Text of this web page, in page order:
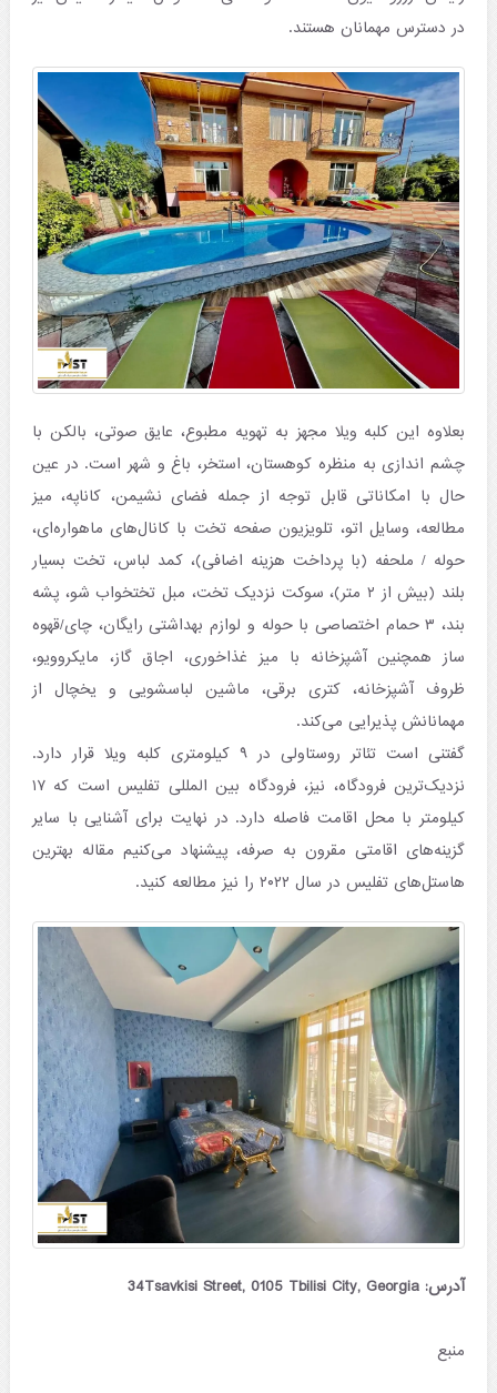
در دسترس مهمانان هستند.
بعلاوه این کلبه ویلا مجهز به تهویه مطبوع، عایق صوتی، بالکن با
چشم اندازی به منظره کوهستان، استخر، باغ و شهر است. در عین
حال با امکاناتی قابل توجه از جمله فضای نشیمن، کاناپه، میز
مطالعه، وسایل اتو، تلویزیون صفحه تخت با کانال‌های ماهواره‌ای،
حوله / ملحفه (با پرداخت هزینه اضافی)، کمد لباس، تخت بسیار
بلند (بیش از ۲ متر)، سوکت نزدیک تخت، مبل تختخواب شو، پشه
بند، ۳ حمام اختصاصی با حوله و لوازم بهداشتی رایگان، چای/قهوه
ساز همچنین آشپزخانه با میز غذاخوری، اجاق گاز، مایکروویو،
ظروف آشپزخانه، کتری برقی، ماشین لباسشویی و یخچال از
مهمانانش پذیرایی می‌کند.
گفتنی است تئاتر روستاولی در ۹ کیلومتری کلبه ویلا قرار دارد.
نزدیک‌ترین فرودگاه، نیز، فرودگاه بین المللی تفلیس است که ۱۷
کیلومتر با محل اقامت فاصله دارد. در نهایت برای آشنایی با سایر
گزینه‌های اقامتی مقرون به صرفه، پیشنهاد می‌کنیم مقاله بهترین
هاستل‌های تفلیس در سال ۲۰۲۲ را نیز مطالعه کنید.
آدرس: 34Tsavkisi Street, 0105 Tbilisi City, Georgia
منبع